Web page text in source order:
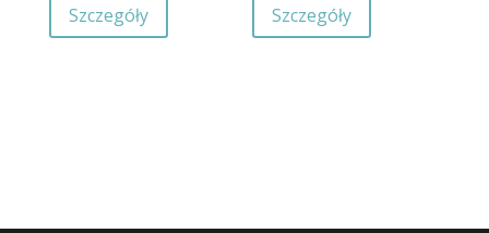
Szczegóły Szczegóły